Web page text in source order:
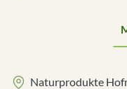
Naturprodukte